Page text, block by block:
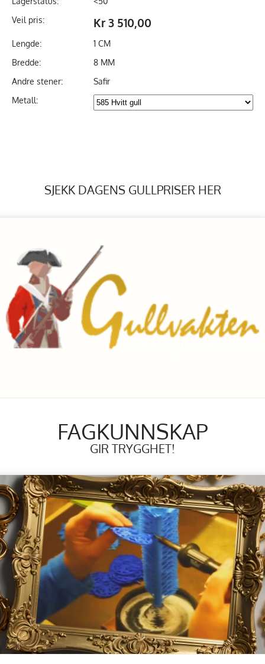
Veil pris:
Kr 3 510,00
Lengde:
1 CM
Bredde:
8 MM
Andre stener:
Safir
Metall:
SJEKK DAGENS GULLPRISER HER
FAGKUNNSKAP
GIR TRYGGHET!